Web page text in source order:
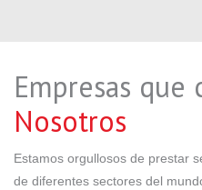
Empresas que
Nosotros
Estamos orgullosos de prestar
de diferentes sectores del